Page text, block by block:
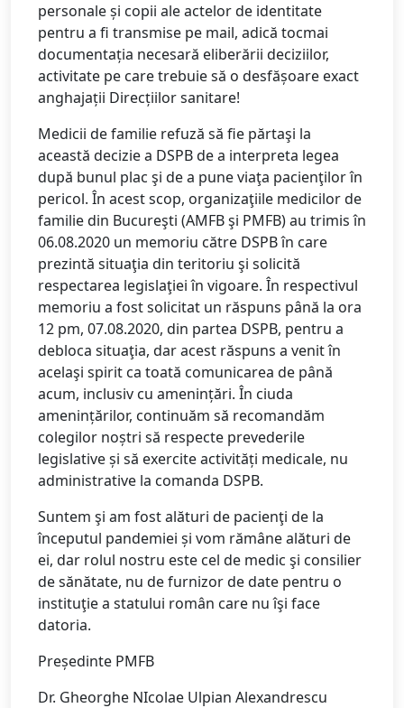
personale și copii ale actelor de identitate
pentru a fi transmise pe mail, adică tocmai
documentația necesară eliberării deciziilor,
activitate pe care trebuie să o desfășoare exact
anghajații Direcțiilor sanitare!
Medicii de familie refuză să fie părtaşi la
această decizie a DSPB de a interpreta legea
după bunul plac şi de a pune viaţa pacienţilor în
pericol. În acest scop, organizaţiile medicilor de
familie din Bucureşti (AMFB şi PMFB) au trimis în
06.08.2020 un memoriu către DSPB în care
prezintă situaţia din teritoriu şi solicită
respectarea legislaţiei în vigoare. În respectivul
memoriu a fost solicitat un răspuns până la ora
12 pm, 07.08.2020, din partea DSPB, pentru a
debloca situaţia, dar acest răspuns a venit în
acelaşi spirit ca toată comunicarea de până
acum, inclusiv cu amenințări. În ciuda
amenințărilor, continuăm să recomandăm
colegilor noștri să respecte prevederile
legislative și să exercite activități medicale, nu
administrative la comanda DSPB.
Suntem şi am fost alături de pacienţi de la
începutul pandemiei și vom rămâne alături de
ei, dar rolul nostru este cel de medic şi consilier
de sănătate, nu de furnizor de date pentru o
instituţie a statului român care nu îşi face
datoria.
Președinte PMFB
Dr. Gheorghe NIcolae Ulpian Alexandrescu